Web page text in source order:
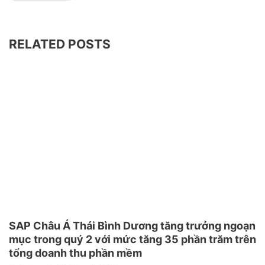
RELATED POSTS
SAP Châu Á Thái Bình Dương tăng trưởng ngoạn
mục trong quý 2 với mức tăng 35 phần trăm trên
tổng doanh thu phần mềm